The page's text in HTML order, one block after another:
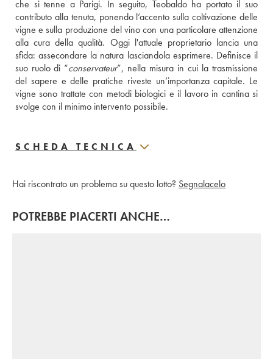
che si tenne a Parigi. In seguito, Teobaldo ha portato il suo
contributo alla tenuta, ponendo l’accento sulla coltivazione delle
vigne e sulla produzione del vino con una particolare attenzione
alla cura della qualità. Oggi l'attuale proprietario lancia una
sfida: assecondare la natura lasciandola esprimere. Definisce il
suo ruolo di “conservateur”, nella misura in cui la trasmissione
del sapere e delle pratiche riveste un’importanza capitale. Le
vigne sono trattate con metodi biologici e il lavoro in cantina si
svolge con il minimo intervento possibile.
SCHEDA TECNICA
Hai riscontrato un problema su questo lotto? Segnalacelo
POTREBBE PIACERTI ANCHE…